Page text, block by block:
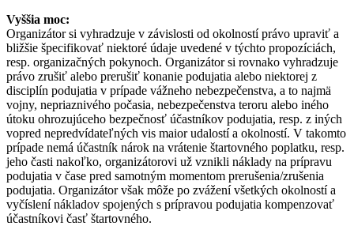
Vyššia moc:
Organizátor si vyhradzuje v závislosti od okolností právo upraviť a
bližšie špecifikovať niektoré údaje uvedené v týchto propozíciách,
resp. organizačných pokynoch. Organizátor si rovnako vyhradzuje
právo zrušiť alebo prerušiť konanie podujatia alebo niektorej z
disciplín podujatia v prípade vážneho nebezpečenstva, a to najmä
vojny, nepriaznivého počasia, nebezpečenstva teroru alebo iného
útoku ohrozujúceho bezpečnosť účastníkov podujatia, resp. z iných
vopred nepredvídateľných vis maior udalostí a okolností. V takomto
prípade nemá účastník nárok na vrátenie štartovného poplatku, resp.
jeho časti nakoľko, organizátorovi už vznikli náklady na prípravu
podujatia v čase pred samotným momentom prerušenia/zrušenia
podujatia. Organizátor však môže po zvážení všetkých okolností a
vyčíslení nákladov spojených s prípravou podujatia kompenzovať
účastníkovi časť štartovného.